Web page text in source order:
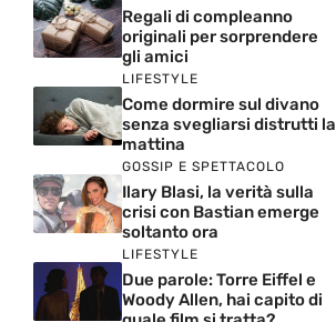
Regali di compleanno
originali per sorprendere
gli amici
LIFESTYLE
Come dormire sul divano
senza svegliarsi distrutti la
mattina
GOSSIP E SPETTACOLO
Ilary Blasi, la verità sulla
crisi con Bastian emerge
soltanto ora
LIFESTYLE
Due parole: Torre Eiffel e
Woody Allen, hai capito di